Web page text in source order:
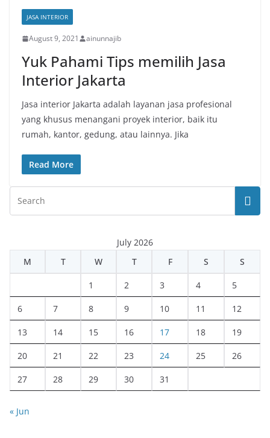
JASA INTERIOR
August 9, 2021 ainunnajib
Yuk Pahami Tips memilih Jasa
Interior Jakarta
Jasa interior Jakarta adalah layanan jasa profesional
yang khusus menangani proyek interior, baik itu
rumah, kantor, gedung, atau lainnya. Jika
Read More
July 2026
M
T W T F S S
1 2 3 4 5
6 7 8 9 10 11 12
13 14 15 16 17 18 19
20 21 22 23 24 25 26
27 28 29 30 31
« Jun